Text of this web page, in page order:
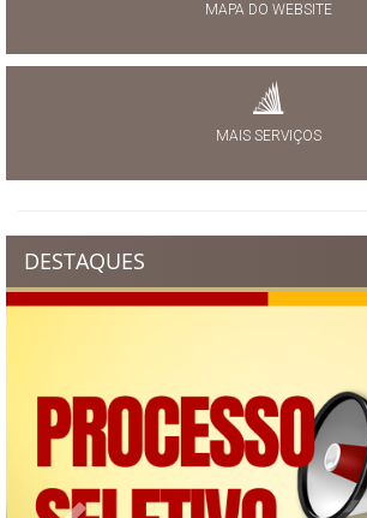
MAPA DO WEBSITE
MAIS SERVIÇOS
DESTAQUES